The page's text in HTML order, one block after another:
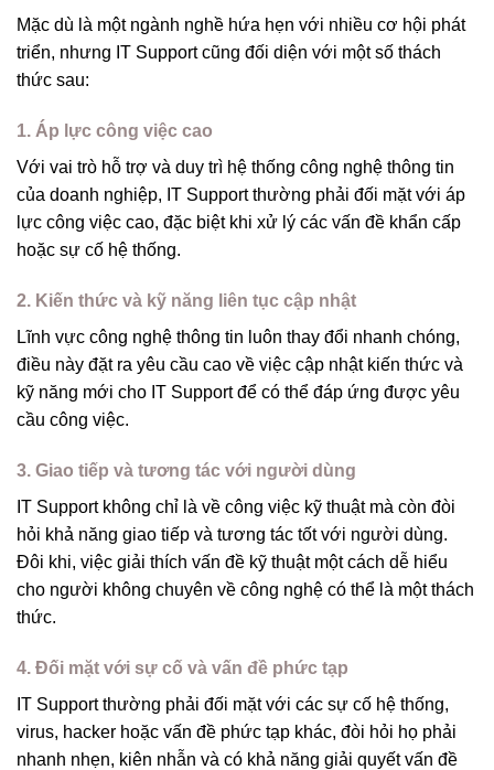
Mặc dù là một ngành nghề hứa hẹn với nhiều cơ hội phát
triển, nhưng IT Support cũng đối diện với một số thách
thức sau:
1. Áp lực công việc cao
Với vai trò hỗ trợ và duy trì hệ thống công nghệ thông tin
của doanh nghiệp, IT Support thường phải đối mặt với áp
lực công việc cao, đặc biệt khi xử lý các vấn đề khẩn cấp
hoặc sự cố hệ thống.
2. Kiến thức và kỹ năng liên tục cập nhật
Lĩnh vực công nghệ thông tin luôn thay đổi nhanh chóng,
điều này đặt ra yêu cầu cao về việc cập nhật kiến thức và
kỹ năng mới cho IT Support để có thể đáp ứng được yêu
cầu công việc.
3. Giao tiếp và tương tác với người dùng
IT Support không chỉ là về công việc kỹ thuật mà còn đòi
hỏi khả năng giao tiếp và tương tác tốt với người dùng.
Đôi khi, việc giải thích vấn đề kỹ thuật một cách dễ hiểu
cho người không chuyên về công nghệ có thể là một thách
thức.
4. Đối mặt với sự cố và vấn đề phức tạp
IT Support thường phải đối mặt với các sự cố hệ thống,
virus, hacker hoặc vấn đề phức tạp khác, đòi hỏi họ phải
nhanh nhẹn, kiên nhẫn và có khả năng giải quyết vấn đề